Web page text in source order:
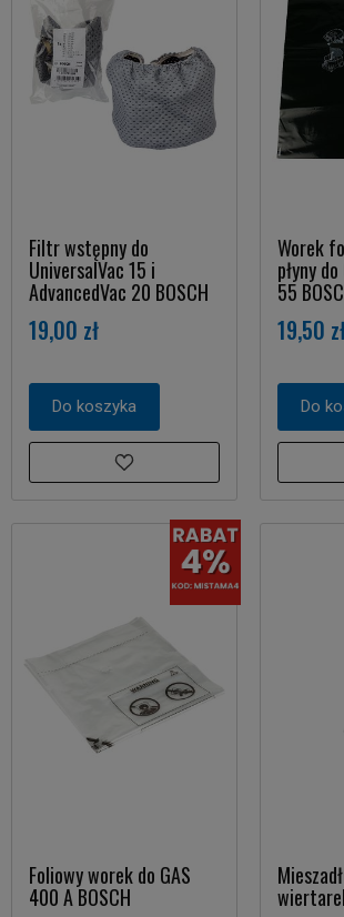
Filtr wstępny do
UniversalVac 15 i
AdvancedVac 20 BOSCH
19,00 zł
Do koszyka
Worek
płyny
55
19,50
Do
Foliowy worek do GAS
400 A BOSCH